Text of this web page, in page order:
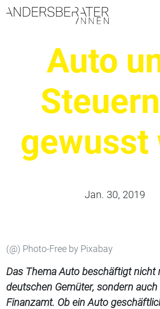
Hauptnavigation
Auto
gewusst
Jan. 30, 2019
(@) Photo-Free by Pixabay
Das Thema Auto beschäftigt nicht
deutschen Gemüter, sondern auch
Finanzamt. Ob ein Auto